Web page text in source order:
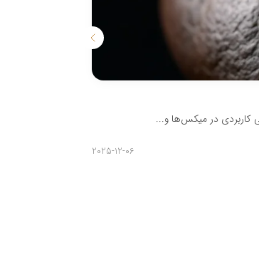
کاربردی در میکس‌ها و...
2025-12-06